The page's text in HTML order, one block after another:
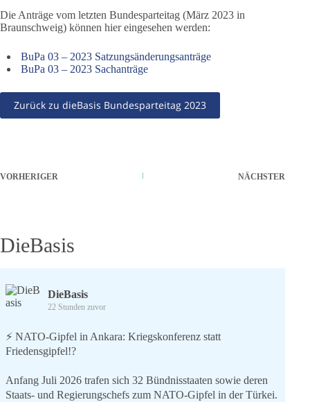
Die Anträge vom letzten Bundesparteitag (März 2023 in
Braunschweig) können hier eingesehen werden:
BuPa 03 – 2023 Satzungsänderungsanträge
BuPa 03 – 2023 Sachanträge
Zurück zu dieBasis Bundesparteitag 2023
VORHERIGER NÄCHSTER
DieBasis
DieBasis
22 Stunden zuvor
⚡️ NATO-Gipfel in Ankara: Kriegskonferenz statt
Friedensgipfel!?
Anfang Juli 2026 trafen sich 32 Bündnisstaaten sowie deren
Staats- und Regierungschefs zum NATO-Gipfel in der Türkei.